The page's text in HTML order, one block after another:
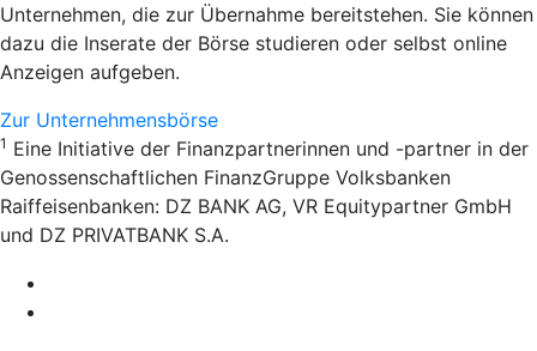
Unternehmen, die zur Übernahme bereitstehen. Sie können
dazu die Inserate der Börse studieren oder selbst online
Anzeigen aufgeben.
Zur Unternehmensbörse
1 Eine Initiative der Finanzpartnerinnen und -partner in der
Genossenschaftlichen FinanzGruppe Volksbanken
Raiffeisenbanken: DZ BANK AG, VR Equitypartner GmbH
und DZ PRIVATBANK S.A.